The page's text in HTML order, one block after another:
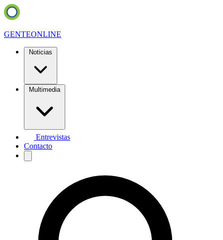
GENTEONLINE
Noticias
Multimedia
Entrevistas
Contacto